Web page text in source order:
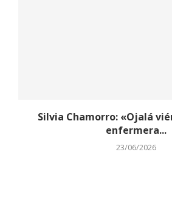
Silvia Chamorro: «Ojalá
enfermera...
23/06/2026